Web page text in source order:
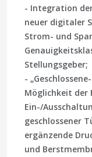
- Integration
neuer digitaler
Strom- und
Stellungsgeber;
-
Möglichkeit der
Ein-/
geschlossener
ergänzende
und